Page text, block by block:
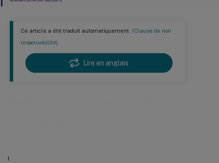
Ce article a été traduit automatiquement. (Clause de non
responsabilité)
Lire en anglais
1.